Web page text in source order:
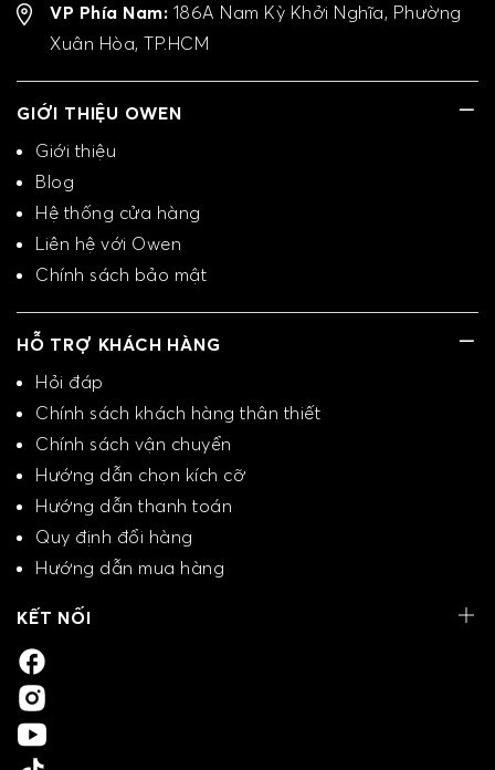
VP Phía Nam: 186A Nam Kỳ Khởi Nghĩa, Phường
Xuân Hòa, TP.HCM
GIỚI THIỆU OWEN
Giới thiệu
Blog
Hệ thống cửa hàng
Liên hệ với Owen
Chính sách bảo mật
HỖ TRỢ KHÁCH HÀNG
Hỏi đáp
Chính sách khách hàng thân thiết
Chính sách vận chuyển
Hướng dẫn chọn kích cỡ
Hướng dẫn thanh toán
Quy định đổi hàng
Hướng dẫn mua hàng
KẾT NỐI